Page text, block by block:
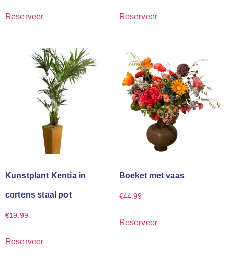
Reserveer Reserveer
Kunstplant Kentia in
cortens staal pot
€19.99
Reserveer
Boeket met vaas
€44.99
Reserveer